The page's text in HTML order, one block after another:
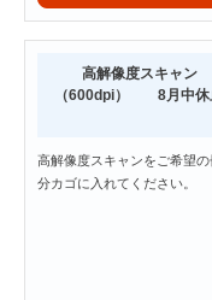
高解像度スキャン
（600dpi） 8月中休
高解像度スキャンをご希望の
分カゴに入れてください。